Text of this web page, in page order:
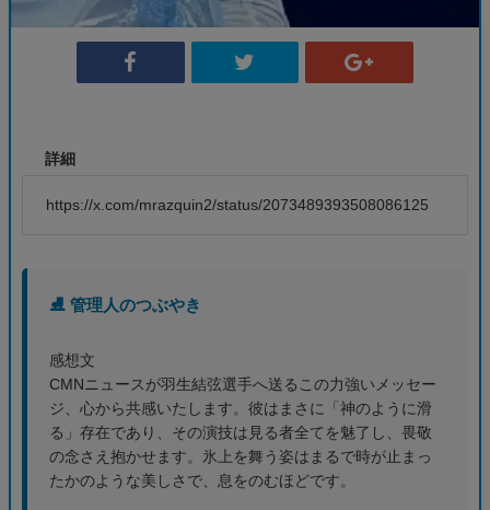
詳細
https://x.com/mrazquin2/status/2073489393508086125
⛸️ 管理人のつぶやき
感想文
CMNニュースが羽生結弦選手へ送るこの力強いメッセー
ジ、心から共感いたします。彼はまさに「神のように滑
る」存在であり、その演技は見る者全てを魅了し、畏敬
の念さえ抱かせます。氷上を舞う姿はまるで時が止まっ
たかのような美しさで、息をのむほどです。